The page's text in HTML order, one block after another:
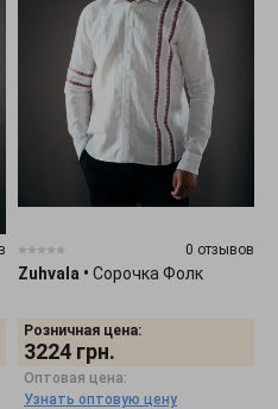
0 отзывов
Zuhvala • Сорочка Фолк
Розничная цена:
3224 грн.
Оптовая цена:
Узнать оптовую цену